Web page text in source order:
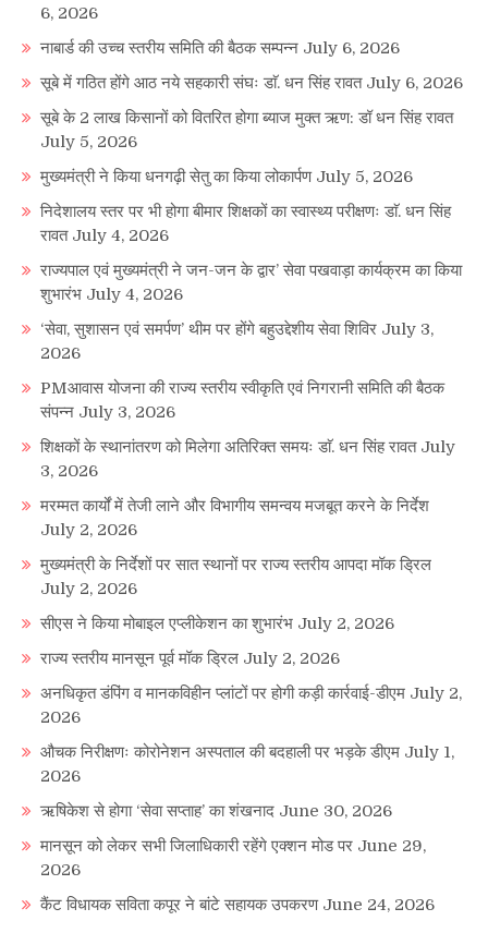
6, 2026
नाबार्ड की उच्च स्तरीय समिति की बैठक सम्पन्न July 6, 2026
सूबे में गठित होंगे आठ नये सहकारी संघः डाॅ. धन सिंह रावत July 6, 2026
सूबे के 2 लाख किसानों को वितरित होगा ब्याज मुक्त ऋण: डॉ धन सिंह रावत
July 5, 2026
मुख्यमंत्री ने किया धनगढ़ी सेतु का किया लोकार्पण July 5, 2026
निदेशालय स्तर पर भी होगा बीमार शिक्षकों का स्वास्थ्य परीक्षणः डाॅ. धन सिंह
रावत July 4, 2026
राज्यपाल एवं मुख्यमंत्री ने जन-जन के द्वार’ सेवा पखवाड़ा कार्यक्रम का किया
शुभारंभ July 4, 2026
‘सेवा, सुशासन एवं समर्पण’ थीम पर होंगे बहुउद्देशीय सेवा शिविर July 3,
2026
PMआवास योजना की राज्य स्तरीय स्वीकृति एवं निगरानी समिति की बैठक
संपन्न July 3, 2026
शिक्षकों के स्थानांतरण को मिलेगा अतिरिक्त समयः डाॅ. धन सिंह रावत July
3, 2026
मरम्मत कार्यों में तेजी लाने और विभागीय समन्वय मजबूत करने के निर्देश
July 2, 2026
मुख्यमंत्री के निर्देशों पर सात स्थानों पर राज्य स्तरीय आपदा मॉक ड्रिल
July 2, 2026
सीएस ने किया मोबाइल एप्लीकेशन का शुभारंभ July 2, 2026
राज्य स्तरीय मानसून पूर्व मॉक ड्रिल July 2, 2026
अनधिकृत डंपिंग व मानकविहीन प्लांटों पर होगी कड़ी कार्रवाई-डीएम July 2,
2026
औचक निरीक्षणः कोरोनेशन अस्पताल की बदहाली पर भड़के डीएम July 1,
2026
ऋषिकेश से होगा ‘सेवा सप्ताह’ का शंखनाद June 30, 2026
मानसून को लेकर सभी जिलाधिकारी रहेंगे एक्शन मोड पर June 29,
2026
कैंट विधायक सविता कपूर ने बांटे सहायक उपकरण June 24, 2026